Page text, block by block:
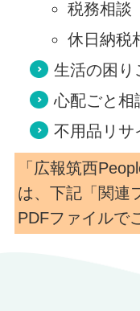
税務相談
休日納税
生活の困り
心配ごと相
不用品リサ
「広報筑西
は、下記「関連
PDFファイルで